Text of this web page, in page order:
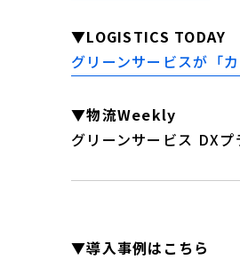
▼LOGISTICS TODAY
グリーンサービスが「
▼物流Weekly
グリーンサービス DX
▼導入事例はこちら